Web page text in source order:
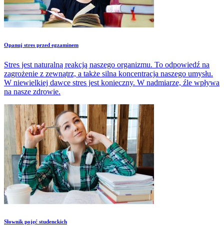
Opanuj stres przed egzaminem
Stres jest naturalną reakcją naszego organizmu. To odpowiedź na
zagrożenie z zewnątrz, a także silna koncentracja naszego umysłu.
W niewielkiej dawce stres jest konieczny. W nadmiarze, źle wpływa
na nasze zdrowie.
Słownik pojęć studenckich